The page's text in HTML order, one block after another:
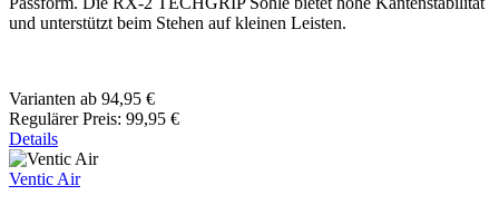
und unterstützt beim Stehen auf kleinen Leisten.
Varianten ab 94,95 €
Regulärer Preis: 99,95 €
Details
Ventic Air